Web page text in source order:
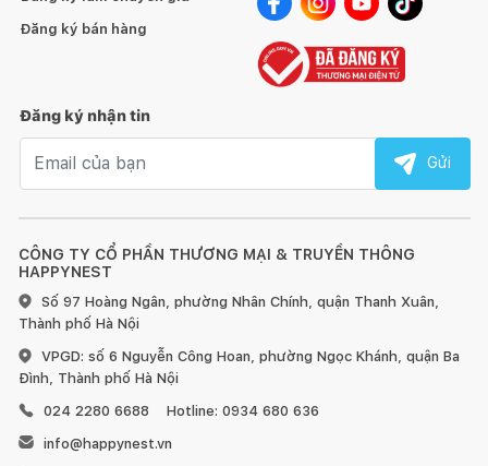
CÔNG TY CỔ PHẦN THƯƠNG MẠI & TRUYỀN THÔNG
HAPPYNEST
Số 97 Hoàng Ngân, phường Nhân Chính, quận Thanh Xuân,
Thành phố Hà Nội
VPGD: số 6 Nguyễn Công Hoan, phường Ngọc Khánh, quận Ba
Đình, Thành phố Hà Nội
024 2280 6688
Hotline: 0934 680 636
info@happynest.vn
Đăng ký bán hàng
Đăng ký nhận tin
Gửi